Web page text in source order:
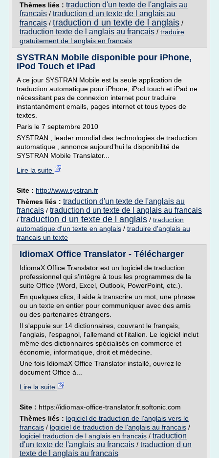
Thèmes liés : traduction d'un texte de l'anglais au
francais / traduction d un texte de l anglais au
francais / traduction d un texte de l anglais /
traduction texte de l anglais au francais / traduire
gratuitement de l anglais en francais
SYSTRAN Mobile disponible pour iPhone,
iPod Touch et iPad
A ce jour SYSTRAN Mobile est la seule application de
traduction automatique pour iPhone, iPod touch et iPad ne
nécessitant pas de connexion internet pour traduire
instantanément emails, pages internet et tous types de
textes.
Paris le 7 septembre 2010
SYSTRAN , leader mondial des technologies de traduction
automatique , annonce aujourd'hui la disponibilité de
SYSTRAN Mobile Translator...
Lire la suite
Site : http://www.systran.fr
Thèmes liés : traduction d'un texte de l'anglais au
francais / traduction d un texte de l anglais au francais
/ traduction d un texte de l anglais / traduction
automatique d'un texte en anglais / traduire d'anglais au
francais un texte
IdiomaX Office Translator - Télécharger
IdiomaX Office Translator est un logiciel de traduction
professionnel qui s'intègre à tous les programmes de la
suite Office (Word, Excel, Outlook, PowerPoint, etc.).
En quelques clics, il aide à transcrire un mot, une phrase
ou un texte en entier pour communiquer avec des amis
ou des partenaires étrangers.
Il s'appuie sur 14 dictionnaires, couvrant le français,
l'anglais, l'espagnol, l'allemand et l'italien. Le logiciel inclut
même des dictionnaires spécialisés en commerce et
économie, informatique, droit et médecine.
Une fois IdiomaX Office Translator installé, ouvrez le
document Office à...
Lire la suite
Site : https://idiomax-office-translator.fr.softonic.com
Thèmes liés : logiciel de traduction de l'anglais vers le
francais / logiciel de traduction de l'anglais au francais /
logiciel traduction de l anglais en francais / traduction
d'un texte de l'anglais au francais / traduction d un
texte de l anglais au francais